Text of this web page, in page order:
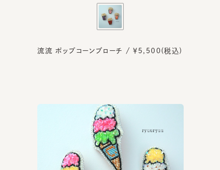
流流 ポップコーンブローチ / ￥5,500(税込)